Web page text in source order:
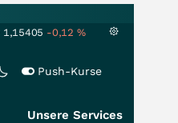
1,15405 -0,12 %
Push-Kurse
Unsere Services